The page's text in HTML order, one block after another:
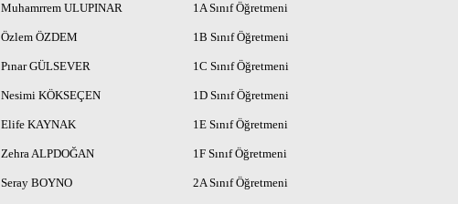
Muhamrrem ULUPINAR 1A Sınıf Öğretmeni
Özlem ÖZDEM 1B Sınıf Öğretmeni
Pınar GÜLSEVER 1C Sınıf Öğretmeni
Nesimi KÖKSEÇEN 1D Sınıf Öğretmeni
Elife KAYNAK 1E Sınıf Öğretmeni
Zehra ALPDOĞAN 1F Sınıf Öğretmeni
Seray BOYNO 2A Sınıf Öğretmeni